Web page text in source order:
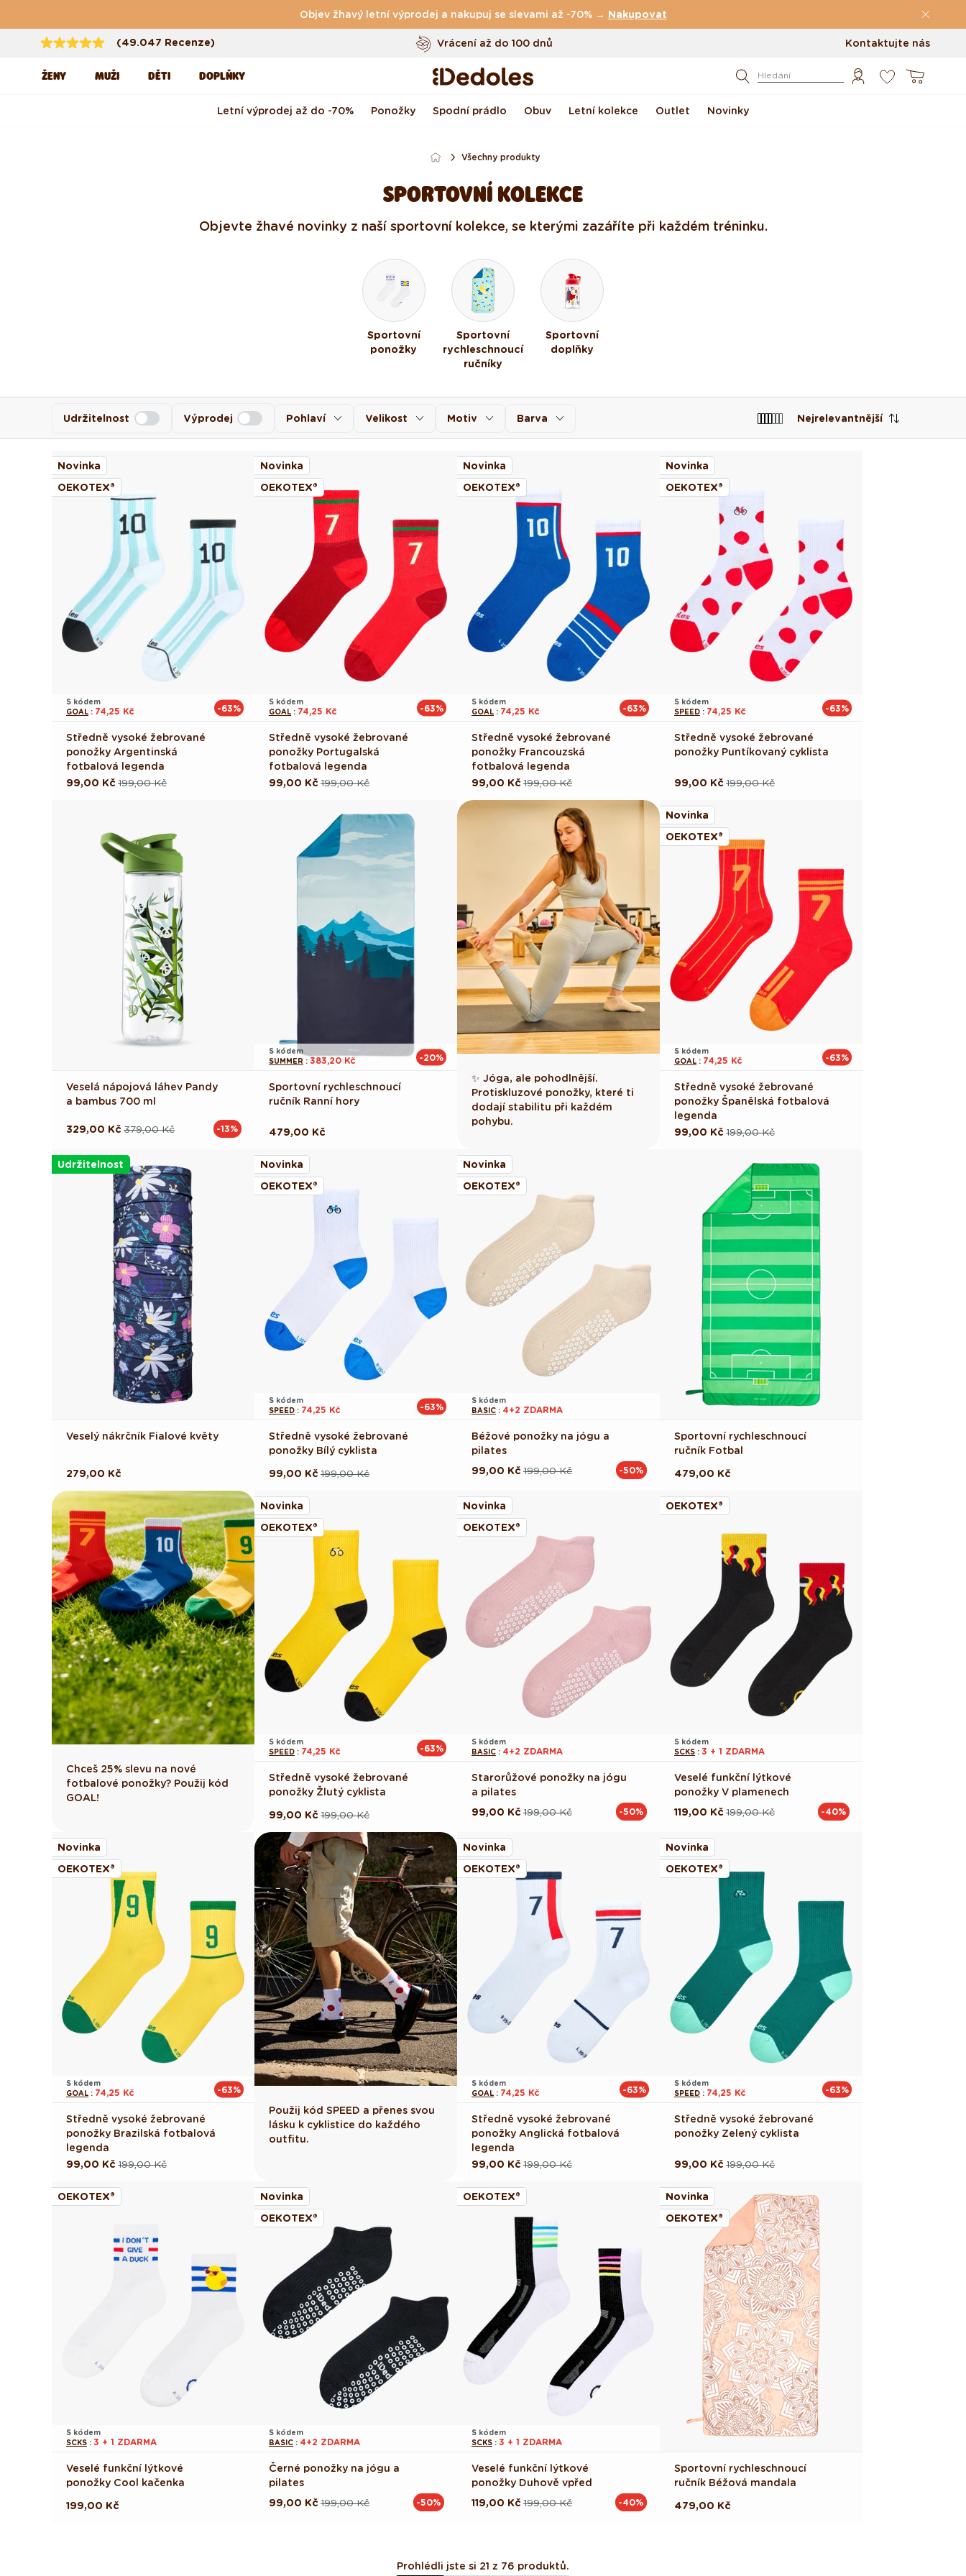
Objev žhavý letní výprodej a nakupuj se slevami až -70% → Nakupovat
(49.047 Recenze)
Vrácení až do 100 dnů
Originální design navržený u nás
Rychlé odeslání do <48 hod
Kontaktujte nás
ŽENY MUŽI DĚTI DOPLŇKY Hledání Košík
Letní výprodej až do -70% Ponožky Spodní prádlo Obuv Letní kolekce Outlet Novinky
Všechny produkty
SPORTOVNÍ KOLEKCE
Objevte žhavé novinky z naší sportovní kolekce, se kterými zazáříte při každém tréninku.
Sportovní
ponožky
Sportovní
rychleschnoucí
ručníky
Sportovní
doplňky
Pohlaví Velikost Motiv Barva
Udržitelnost Výprodej Nejrelevantnější
Novinka
OEKOTEX®
S kódem
GOAL : 74,25 Kč -63%
Středně vysoké žebrované
ponožky Argentinská
fotbalová legenda
Běžná
199,00 Kč
Výprodejová
99,00 Kč
Novinka
OEKOTEX®
S kódem
GOAL : 74,25 Kč -63%
Středně vysoké žebrované
ponožky Portugalská
fotbalová legenda
Běžná
199,00 Kč
Výprodejová
99,00 Kč
Novinka
OEKOTEX®
S kódem
GOAL : 74,25 Kč -63%
Středně vysoké žebrované
ponožky Francouzská
fotbalová legenda
Běžná
199,00 Kč
Výprodejová
99,00 Kč
Novinka
OEKOTEX®
S kódem
SPEED : 74,25 Kč -63%
Středně vysoké žebrované
ponožky Puntíkovaný cyklista
Běžná
199,00 Kč
Výprodejová
99,00 Kč
Veselá nápojová láhev Pandy
a bambus 700 ml
Běžná
379,00 Kč
Výprodejová
329,00 Kč -13%
S kódem
SUMMER : 383,20 Kč -20%
Sportovní rychleschnoucí
ručník Ranní hory
Běžná
479,00 Kč
✨ Jóga, ale pohodlnější.
Protiskluzové ponožky, které ti
dodají stabilitu při každém
pohybu.
Novinka
OEKOTEX®
S kódem
GOAL : 74,25 Kč -63%
Středně vysoké žebrované
ponožky Španělská fotbalová
legenda
Běžná
199,00 Kč
Výprodejová
99,00 Kč
Udržitelnost
Veselý nákrčník Fialové květy
Běžná
279,00 Kč
Novinka
OEKOTEX®
S kódem
SPEED : 74,25 Kč -63%
Středně vysoké žebrované
ponožky Bílý cyklista
Běžná
199,00 Kč
Výprodejová
99,00 Kč
Novinka
OEKOTEX®
S kódem
BASIC : 4+2 ZDARMA
Béžové ponožky na jógu a
pilates
Běžná
199,00 Kč
Výprodejová
99,00 Kč -50%
Sportovní rychleschnoucí
ručník Fotbal
Běžná
479,00 Kč
Chceš 25% slevu na nové
fotbalové ponožky? Použij kód
GOAL!
Novinka
OEKOTEX®
S kódem
SPEED : 74,25 Kč -63%
Středně vysoké žebrované
ponožky Žlutý cyklista
Běžná
199,00 Kč
Výprodejová
99,00 Kč
Novinka
OEKOTEX®
S kódem
BASIC : 4+2 ZDARMA
Starorůžové ponožky na jógu
a pilates
Běžná
199,00 Kč
Výprodejová
99,00 Kč -50%
OEKOTEX®
S kódem
SCKS : 3 + 1 ZDARMA
Veselé funkční lýtkové
ponožky V plamenech
Běžná
199,00 Kč
Výprodejová
119,00 Kč -40%
Novinka
OEKOTEX®
S kódem
GOAL : 74,25 Kč -63%
Středně vysoké žebrované
ponožky Brazilská fotbalová
legenda
Běžná
199,00 Kč
Výprodejová
99,00 Kč
Použij kód SPEED a přenes svou
lásku k cyklistice do každého
outfitu.
Novinka
OEKOTEX®
S kódem
GOAL : 74,25 Kč -63%
Středně vysoké žebrované
ponožky Anglická fotbalová
legenda
Běžná
199,00 Kč
Výprodejová
99,00 Kč
Novinka
OEKOTEX®
S kódem
SPEED : 74,25 Kč -63%
Středně vysoké žebrované
ponožky Zelený cyklista
Běžná
199,00 Kč
Výprodejová
99,00 Kč
OEKOTEX®
S kódem
SCKS : 3 + 1 ZDARMA
Veselé funkční lýtkové
ponožky Cool kačenka
Běžná
199,00 Kč
Novinka
OEKOTEX®
S kódem
BASIC : 4+2 ZDARMA
Černé ponožky na jógu a
pilates
Běžná
199,00 Kč
Výprodejová
99,00 Kč -50%
OEKOTEX®
S kódem
SCKS : 3 + 1 ZDARMA
Veselé funkční lýtkové
ponožky Duhově vpřed
Běžná
199,00 Kč
Výprodejová
119,00 Kč -40%
Novinka
OEKOTEX®
Sportovní rychleschnoucí
ručník Béžová mandala
Běžná
479,00 Kč
Prohlédli jste si 21 z 76 produktů.